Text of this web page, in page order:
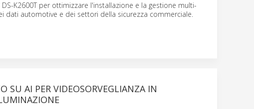
K2600T per ottimizzare l'installazione e la gestione multi-
dati automotive e dei settori della sicurezza commerciale.
SU AI PER VIDEOSORVEGLIANZA IN